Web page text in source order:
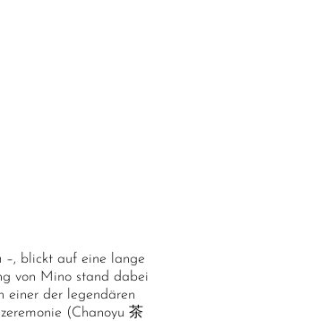
–, blickt auf eine lange
von Mino stand dabei
einer der legendären
(Chanoyu 茶